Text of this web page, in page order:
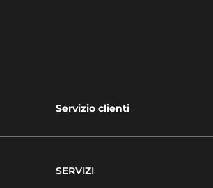
Servizio clienti
SERVIZI